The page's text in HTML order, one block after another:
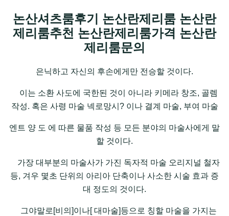
논산셔츠룸후기 논산란제리룸 논산란
제리룸추천 논산란제리룸가격 논산란
제리룸문의
은닉하고 자신의 후손에게만 전승할 것이다.
이는 소환 사도에 국한된 것이 아니라 키메라 창조, 골렘
작성. 혹은 사령 마술 넥로망시? 이나 결계 마술, 부여 마술
엔트 양 도 에 따른 물품 작성 등 모든 분야의 마술사에게 말
할 것이다.
가장 대부분의 마술사가 가진 독자적 마술 오리지널 철자
등, 겨우 몇초 단위의 아리아 단축이나 사소한 시술 효과 증
대 정도의 것이다.
그야말로[비의]이나[ 대마술]등으로 칭할 마술을 가지는